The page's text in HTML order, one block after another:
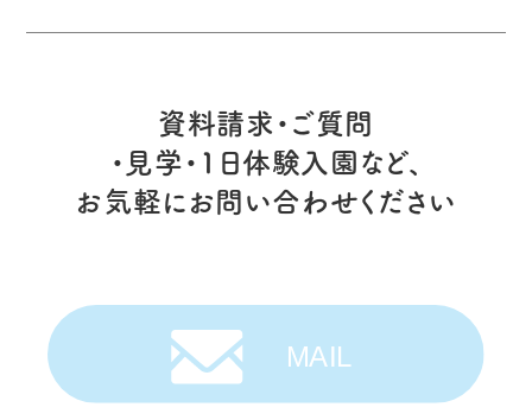
資料請求・ご質問
・見学・1日体験入園など、
お気軽にお問い合わせください